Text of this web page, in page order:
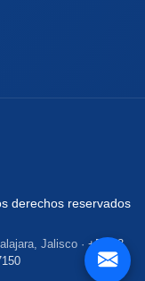
derechos reservados
Jalisco · +52 33